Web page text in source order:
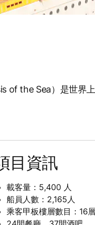
of the Sea）是世界
目資訊
載客量：5,400 人
船員人數：2,165人
乘客甲板樓層數目：16